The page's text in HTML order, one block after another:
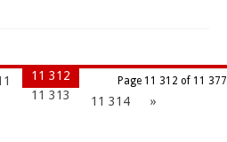
Page 11 312 of 11 377
11 312
11 313
11 314
»